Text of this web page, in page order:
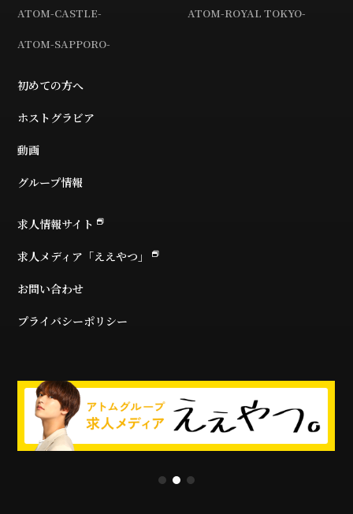
ATOM-CASTLE- ATOM-ROYAL TOKYO-
ATOM-SAPPORO-
初めての方へ
ホストグラビア
動画
グループ情報
求人情報サイト
求人メディア「ええやつ」
お問い合わせ
プライバシーポリシー